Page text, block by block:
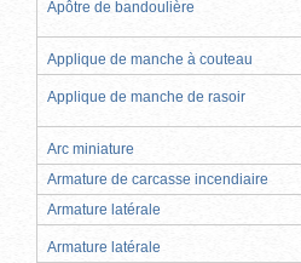
Apôtre de bandoulière
Applique de manche à couteau
Applique de manche de rasoir
Arc miniature
Armature de carcasse incendiaire
Armature latérale
Armature latérale